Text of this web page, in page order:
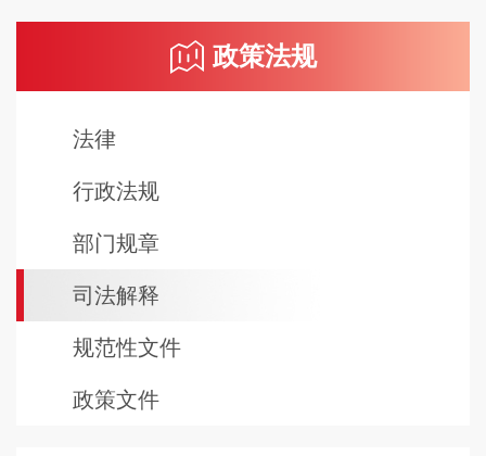
政策法规
法律
行政法规
部门规章
司法解释
规范性文件
政策文件